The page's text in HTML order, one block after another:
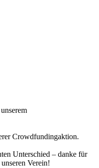
Crowdfundingaktion.
Unterschied – danke für
Verein!